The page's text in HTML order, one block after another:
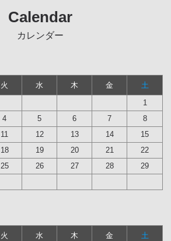
Calendar
カレンダー
火 水 木 金
土
1
4 5 6 7
8
11 12 13 14
15
18 19 20 21
22
25 26 27 28
29
火 水 木 金
土